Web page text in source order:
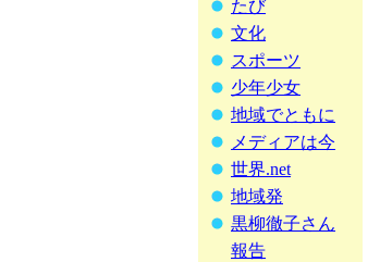
たび
文化
スポーツ
少年少女
地域でともに
メディアは今
世界.net
地域発
黒柳徹子さん
報告